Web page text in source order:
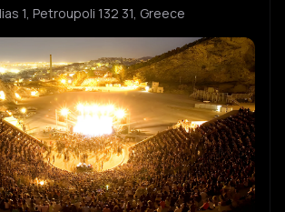
1, Petroupoli 132 31, Greece